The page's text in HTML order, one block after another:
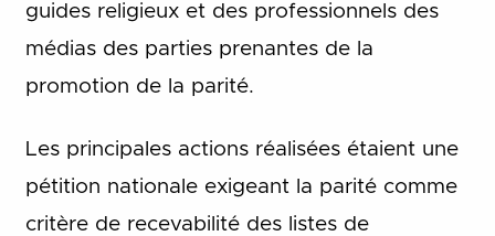
guides religieux et des professionnels des
médias des parties prenantes de la
promotion de la parité.
Les principales actions réalisées étaient une
pétition nationale exigeant la parité comme
critère de recevabilité des listes de